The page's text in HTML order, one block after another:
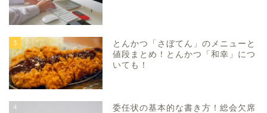
3
とんかつ「さぼてん」のメニューと
値段まとめ！とんかつ「和幸」につ
いても！
4
委任状の基本的な書き方！総会欠席